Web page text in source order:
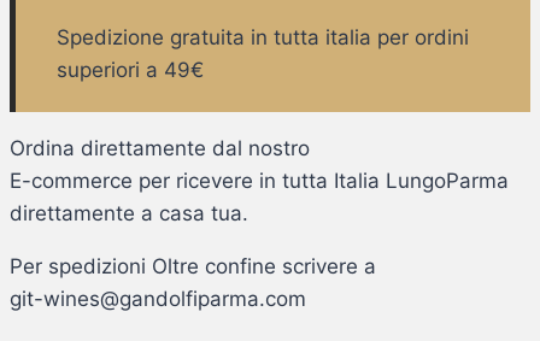
Spedizione gratuita in tutta italia per ordini
superiori a 49€
Ordina direttamente dal nostro
E-commerce per ricevere in tutta Italia LungoParma
direttamente a casa tua.
Per spedizioni Oltre confine scrivere a
git-wines@gandolfiparma.com